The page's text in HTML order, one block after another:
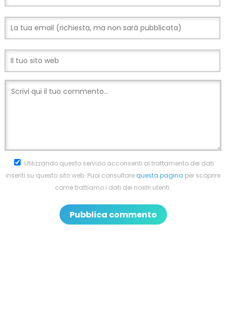
Utilizzando questo servizio acconsenti al trattamento dei dati
inseriti su questo sito web. Puoi consultarequesta pagina per scoprire
come trattiamo i dati dei nostri utenti.